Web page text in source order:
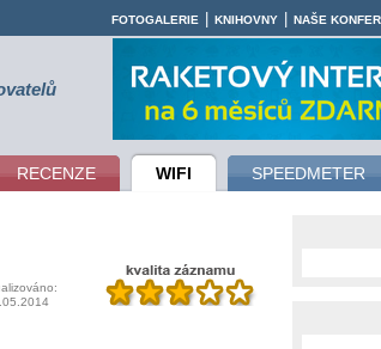
RECENZE WIFI SPEEDMETER
FOTOGALERIE KNIHOVNY NAŠE